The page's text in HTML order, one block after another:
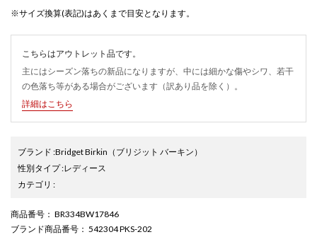
※サイズ換算(表記)はあくまで目安となります。
こちらはアウトレット品です。
主にはシーズン落ちの新品になりますが、中には細かな傷やシワ、若干
の色落ち等がある場合がございます（訳あり品を除く）。
詳細はこちら
ブランド :Bridget Birkin （ブリジット バーキン）
性別タイプ:レディース
カテゴリ :
商品番号 ： BR334BW17846
ブランド商品番号 ： 542304 PKS-202